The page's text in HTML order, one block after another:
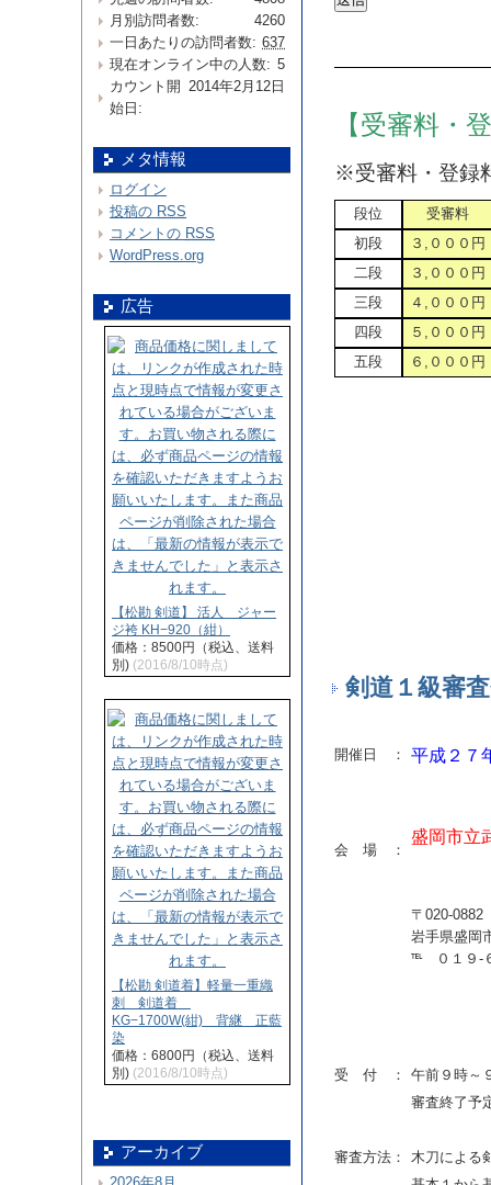
【受審料・
※受審料・登録
段位
受審料
初段
３,０００円
二段
３,０００円
三段
４,０００円
四段
５,０００円
五段
６,０００円
剣道１級審
開催日 ： 平成２７
会 場 ：
盛岡市立
〒020-0882
岩手県盛岡
℡ ０１９-
受 付 ：
午前９時～
審査終了予
審査方法：
木刀による
4260
月別訪問者数:
637
一日あたりの訪問者数:
5
現在オンライン中の人数:
2014年2月12日
カウント開
始日:
メタ情報
ログイン
投稿の RSS
コメントの RSS
WordPress.org
広告
【松勘 剣道】 活人 ジャー
ジ袴 KH−920（紺）
価格：8500円（税込、送料
別) (2016/8/10時点)
【松勘 剣道着】軽量一重織
刺 剣道着
KG−1700W(紺) 背継 正藍
染
価格：6800円（税込、送料
別) (2016/8/10時点)
アーカイブ